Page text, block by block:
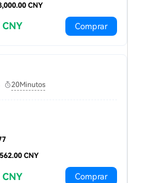
CNY
Comprar
20Minutos
CNY
Comprar